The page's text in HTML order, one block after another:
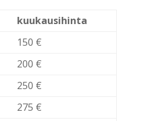
kuukausihinta
150 €
200 €
250 €
275 €